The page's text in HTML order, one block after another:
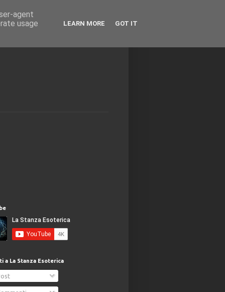
a La Stanza Esoterica
agent
usage
LEARN MORE GOT IT